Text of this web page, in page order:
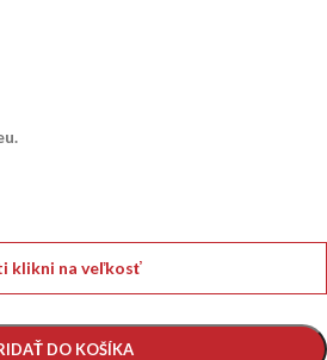
klikni na veľkosť
DO KOŠÍKA